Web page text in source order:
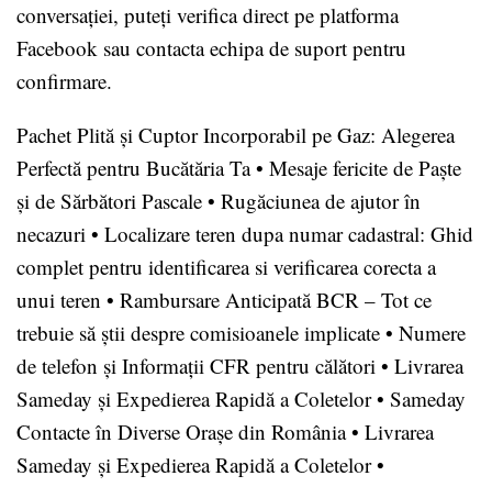
conversației, puteți verifica direct pe platforma
Facebook sau contacta echipa de suport pentru
confirmare.
Pachet Plită și Cuptor Incorporabil pe Gaz: Alegerea
Perfectă pentru Bucătăria Ta• Mesaje fericite de Paște
și de Sărbători Pascale • Rugăciunea de ajutor în
necazuri • Localizare teren dupa numar cadastral: Ghid
complet pentru identificarea si verificarea corecta a
unui teren • Rambursare Anticipată BCR – Tot ce
trebuie să știi despre comisioanele implicate • Numere
de telefon și Informații CFR pentru călători • Livrarea
Sameday și Expedierea Rapidă a Coletelor• Sameday
Contacte în Diverse Orașe din România• Livrarea
Sameday și Expedierea Rapidă a Coletelor•